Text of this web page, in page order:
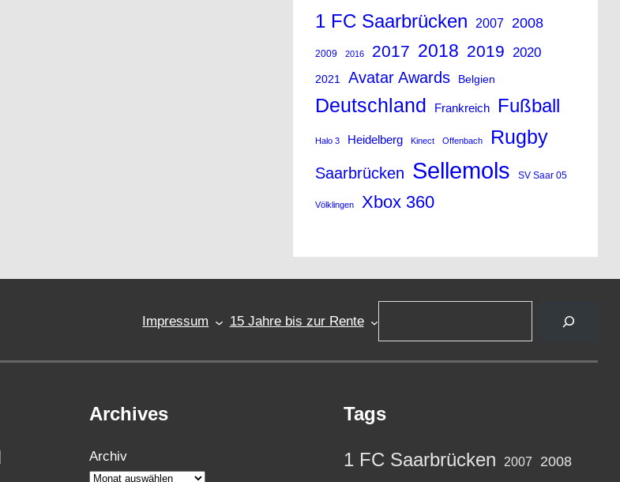
1 FC Saarbrücken 2007 2008
2009 2016 2017 2018 2019 2020
2021 Avatar Awards Belgien
Deutschland Frankreich Fußball
Halo 3 Heidelberg Kinect Offenbach Rugby
Saarbrücken Sellemols SV Saar 05
Völklingen Xbox 360
Impressum 15 Jahre bis zur Rente
Archives
Archiv
Tags
1 FC Saarbrücken 2007 2008